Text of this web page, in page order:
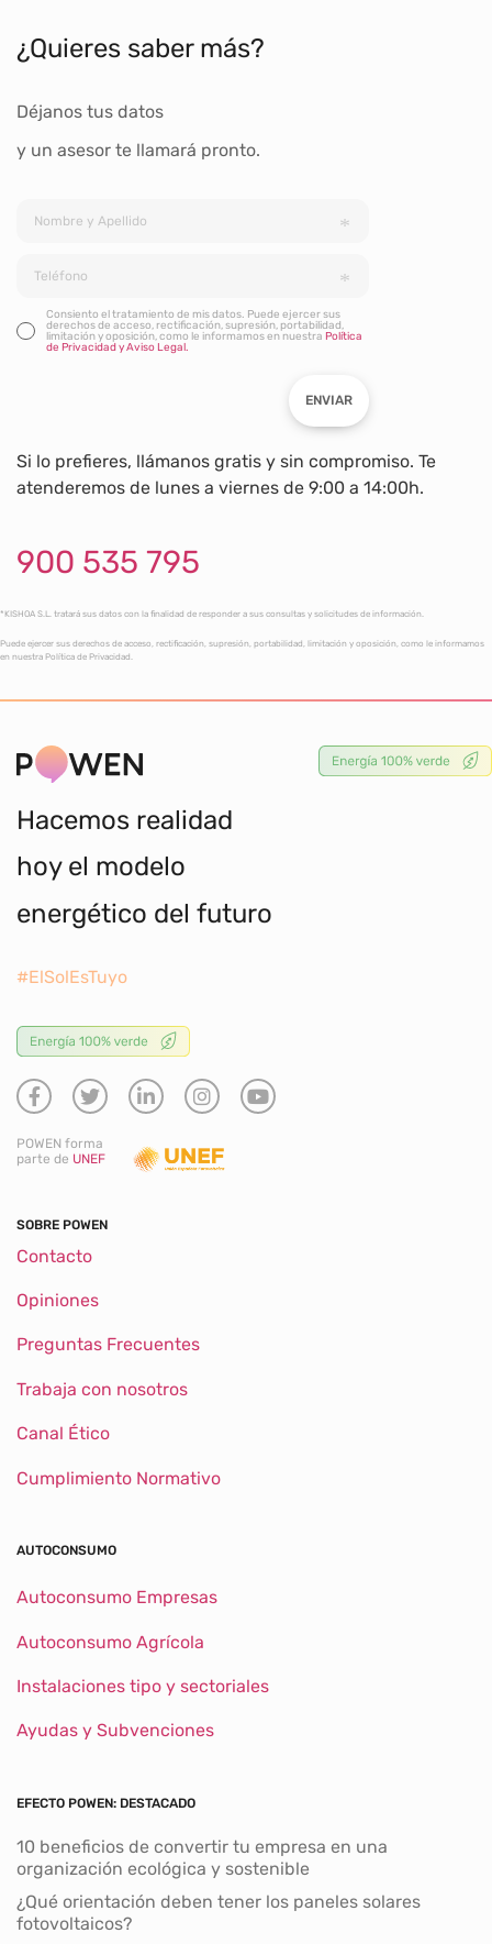
¿Quieres saber más?
Déjanos tus datos
y un asesor te llamará pronto.
Consiento el tratamiento de mis datos. Puede ejercer sus
derechos de acceso, rectificación, supresión, portabilidad,
limitación y oposición, como le informamos en nuestra Política
de Privacidad y Aviso Legal.
ENVIAR
Si lo prefieres, llámanos gratis y sin compromiso. Te
atenderemos de lunes a viernes de 9:00 a 14:00h.
900 535 795
*KISHOA S.L. tratará sus datos con la finalidad de responder a sus consultas y solicitudes de información.
Puede ejercer sus derechos de acceso, rectificación, supresión, portabilidad, limitación y oposición, como le informamos
en nuestra Política de Privacidad.
Hacemos realidad
hoy el modelo
energético del futuro
#ElSolEsTuyo
POWEN forma
parte de UNEF
SOBRE POWEN
Contacto
Opiniones
Preguntas Frecuentes
Trabaja con nosotros
Canal Ético
Cumplimiento Normativo
AUTOCONSUMO
Autoconsumo Empresas
Autoconsumo Agrícola
Instalaciones tipo y sectoriales
Ayudas y Subvenciones
EFECTO POWEN: DESTACADO
10 beneficios de convertir tu empresa en una
organización ecológica y sostenible
¿Qué orientación deben tener los paneles solares
fotovoltaicos?